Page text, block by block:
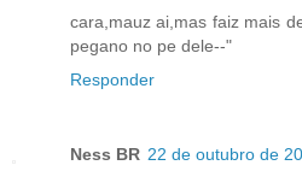
cara,mauz ai,mas faiz mais
pegano no pe dele--"
Responder
Ness BR 22 de outubro de